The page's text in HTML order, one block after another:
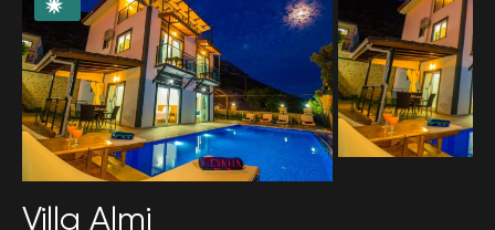
Villa Almi